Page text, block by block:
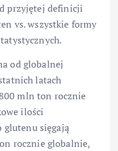
przyjętej definicji
vs. wszystkie formy
od globalnej
latach
mln ton rocznie
ilości
glutenu sięgają
rocznie globalnie,